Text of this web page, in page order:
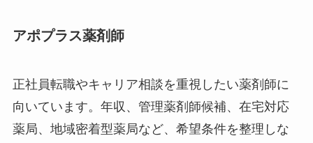
アポプラス薬剤師
正社員転職やキャリア相談を重視したい薬剤師に
向いています。年収、管理薬剤師候補、在宅対応
薬局、地域密着型薬局など、希望条件を整理しな